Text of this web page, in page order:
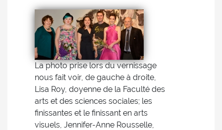
La photo prise lors du vernissage
nous fait voir, de gauche à droite,
Lisa Roy, doyenne de la Faculté des
arts et des sciences sociales; les
finissantes et le finissant en arts
visuels, Jennifer-Anne Rousselle,